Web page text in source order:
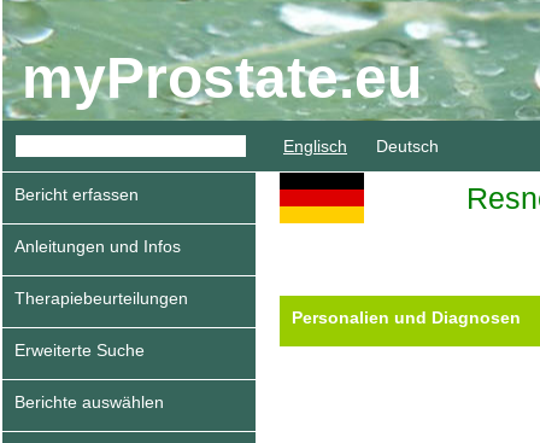
myProstate.eu
Englisch Deutsch
Bericht erfassen
Anleitungen und Infos
Therapiebeurteilungen
Erweiterte Suche
Berichte auswählen
Personalien und Diagnosen